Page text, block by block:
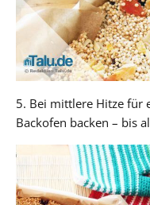
5. Bei mittlere Hitze für
Backofen backen – bis